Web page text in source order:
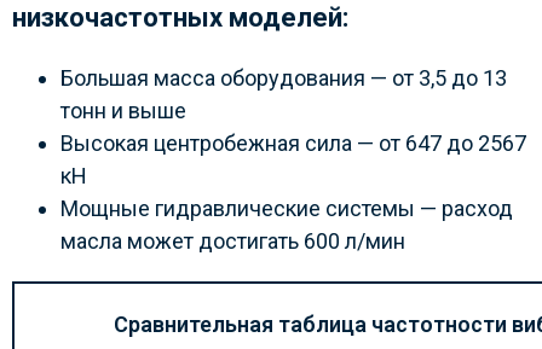
низкочастотных моделей:
Большая масса оборудования — от 3,5 до 13
тонн и выше
Высокая центробежная сила — от 647 до 2567
кН
Мощные гидравлические системы — расход
масла может достигать 600 л/мин
Сравнительная таблица частотности